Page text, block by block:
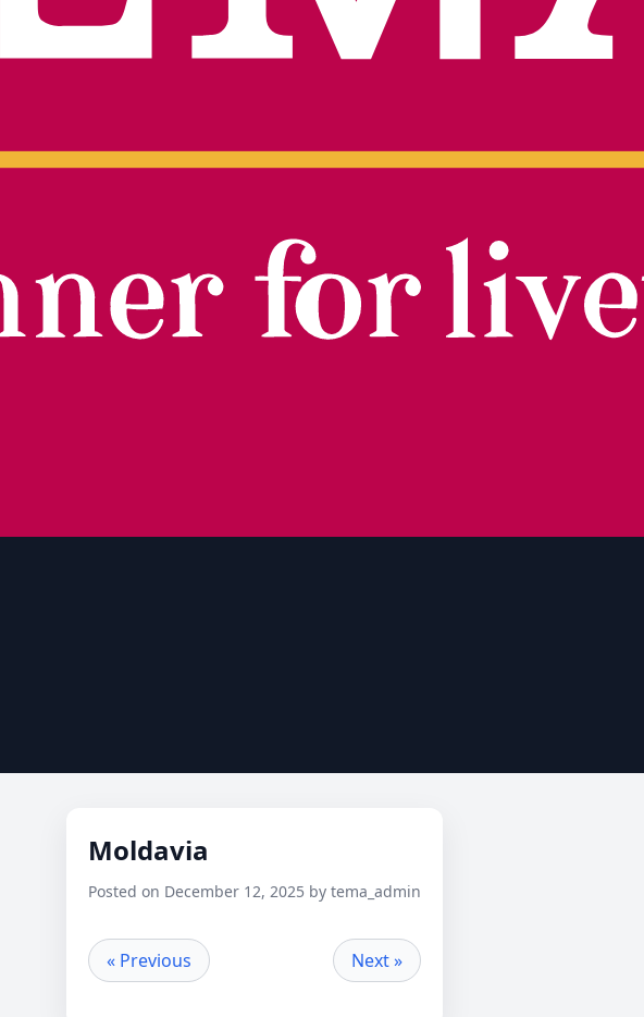
Moldavia
Posted on December 12, 2025 by tema_admin
« Previous Next »